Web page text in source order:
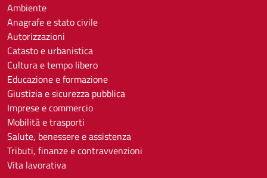
Ambiente
Anagrafe e stato civile
Autorizzazioni
Catasto e urbanistica
Cultura e tempo libero
Educazione e formazione
Giustizia e sicurezza pubblica
Imprese e commercio
Mobilità e trasporti
Salute, benessere e assistenza
Tributi, finanze e contravvenzioni
Vita lavorativa